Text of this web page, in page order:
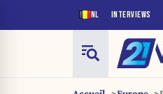
NL INTERVIEWS